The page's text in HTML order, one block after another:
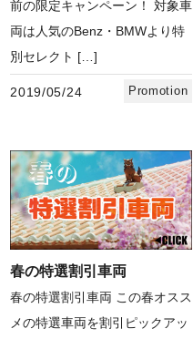
前の限定キャンペーン！ 対象車
両は人気のBenz・BMWより特
別セレクト […]
2019/05/24 Promotion
春の特選割引車両
春の特選割引車両 この春オスス
メの特選車両を割引ピックアッ